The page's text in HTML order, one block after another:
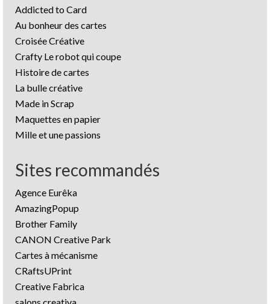
Addicted to Card
Au bonheur des cartes
Croisée Créative
Crafty Le robot qui coupe
Histoire de cartes
La bulle créative
Made in Scrap
Maquettes en papier
Mille et une passions
Sites recommandés
Agence Eurêka
AmazingPopup
Brother Family
CANON Creative Park
Cartes à mécanisme
CRaftsUPrint
Creative Fabrica
salons creativa